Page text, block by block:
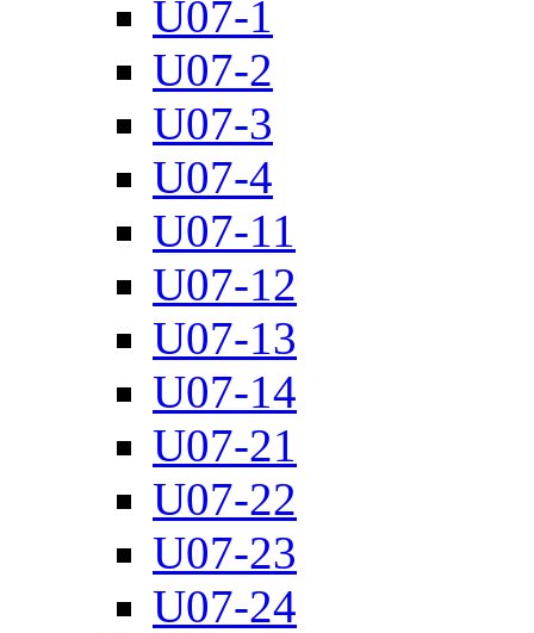
U07-1
U07-2
U07-3
U07-4
U07-11
U07-12
U07-13
U07-14
U07-21
U07-22
U07-23
U07-24